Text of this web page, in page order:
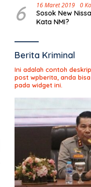
6 16 Maret 2019 0
Sosok New
Kata NMI?
Berita Kriminal
Ini adalah contoh
post wpberita, anda
pada widget ini.